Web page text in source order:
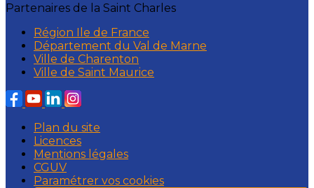
Partenaires de la Saint Charles
Région Ile de France
Département du Val de Marne
Ville de Charenton
Ville de Saint Maurice
Plan du site
Licences
Mentions légales
CGUV
Paramétrer vos cookies